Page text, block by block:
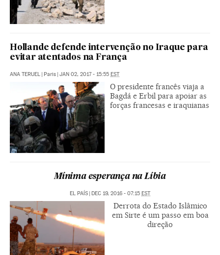
Hollande defende intervenção no Iraque para
evitar atentados na França
ANA TERUEL | Paris | JAN 02, 2017 - 15:55 EST
O presidente francês viaja a
Bagdá e Erbil para apoiar as
forças francesas e iraquianas
Mínima esperança na Líbia
EL PAÍS | DEC 19, 2016 - 07:15 EST
Derrota do Estado Islâmico
em Sirte é um passo em boa
direção